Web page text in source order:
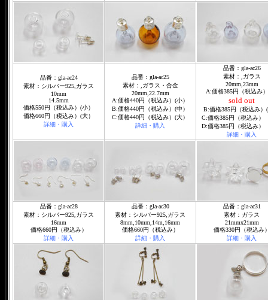
品番：gla-ac24
素材：シルバー925,ガラス
10mm
14.5mm
価格550円（税込み）(小）
価格660円（税込み）(大）
詳細・購入
品番：gla-ac25
素材：,ガラス・合金
20mm,22.7mm
A:価格440円（税込み）(小）
B:価格440円（税込み）(中）
C:価格440円（税込み）(大）
詳細・購入
品番：gla-ac26
素材：,ガラス
20mm,23mm
A:価格385円（税込み
sold out
B:価格385円（税込み）
C:価格385円（税込み）
D:価格385円（税込み）
詳細・購入
品番：gla-ac28
素材：シルバー925,ガラス
16mm
価格660円（税込み）
詳細・購入
品番：gla-ac30
素材：シルバー925,ガラス
8mm,10mm,14m,16mm
価格660円（税込み）
詳細・購入
品番：gla-ac31
素材：ガラス
21mmx21mm
価格330円（税込み
詳細・購入